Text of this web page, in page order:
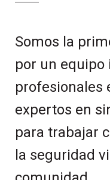
Somos la
por un
profesionales
expertos en
para trabajar
la seguridad